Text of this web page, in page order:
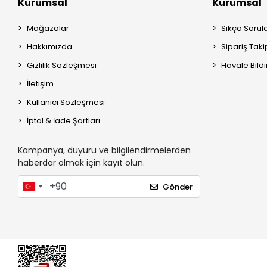
Merkür bebe
MINI by Easywalker
Nenny Baby
Nimomed
Prava
Mağazalar
Hakkımızda
Gizlilik Sözleşmesi
İletişim
Kullanıcı Sözleşmesi
İptal & İade Şartları
Kampanya, duyuru ve bilgilendirmelerden
haberdar olmak için kayıt olun.
Gönder
Sıkça
Sipariş
Havale